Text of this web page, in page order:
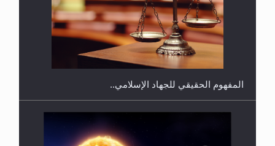
هل يجوز فتح مشروع كوافير نسائي للمحجبات وغير
المحجبات؟
المفهوم الحقيقي للجهاد الإسلامي..